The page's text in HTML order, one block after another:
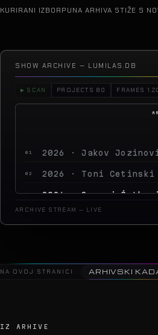
KURIRANI IZBORPUNA ARHIVA STIŽE S
SHOW ARCHIVE — LUMILAS.DB
▶ SCAN PROJECTS 80 FRAMES
02 2026 · Toni Cetinski
03
ARCHIVE STREAM — LIVE
NA OVOJ STRANICI ARHIVSKI
IZ ARHIVE